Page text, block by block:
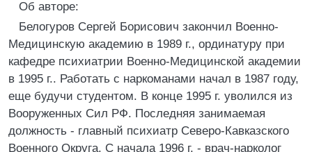
Об авторе:
Белогуров Сергей Борисович закончил Военно-
Медицинскую академию в 1989 г., ординатуру при
кафедре психиатрии Военно-Медицинской академии
в 1995 г.. Работать с наркоманами начал в 1987 году,
еще будучи студентом. В конце 1995 г. уволился из
Вооруженных Сил РФ. Последняя занимаемая
должность - главный психиатр Северо-Кавказского
Военного Округа. С начала 1996 г. - врач-нарколог